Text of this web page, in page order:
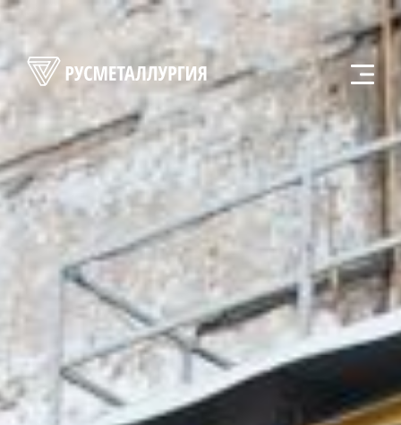
Главная
О компании
Продукция